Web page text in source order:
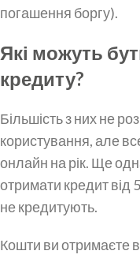
погашення боргу).
Які можуть
кредиту?
Більшість з них не
користування, але
онлайн на рік. Ще
отримати кредит від
не кредитують.
Кошти ви отримаєте